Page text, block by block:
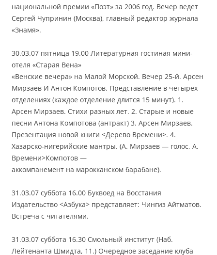
национальной премии «Поэт» за 2006 год. Вечер ведет
Сергей Чупринин (Москва), главный редактор журнала
«Знамя».
30.03.07 пятница 19.00 Литературная гостиная мини-
отеля «Старая Вена»
«Венские вечера» на Малой Морской. Вечер 25-й. Арсен
Мирзаев И Антон Компотов. Представление в четырех
отделениях (каждое отделение длится 15 минут). 1.
Арсен Мирзаев. Стихи разных лет. 2. Старые и новые
песни Антона Компотова (антракт) 3. Арсен Мирзаев.
Презентация новой книги <Дерево Времени>. 4.
Хазарско-нигерийские мантры. (А. Мирзаев — голос, А.
Времени>Компотов —
аккомпанемент на марокканском барабане).
31.03.07 суббота 16.00 Буквоед на Восстания
Издательство <Азбука> представляет: Чингиз Айтматов.
Встреча с читателями.
31.03.07 суббота 16.30 Смольный институт (Наб.
Лейтенанта Шмидта, 11.) Очередное заседание клуба